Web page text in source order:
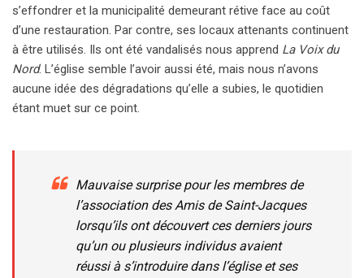
s’effondrer et la municipalité demeurant rétive face au coût
d’une restauration. Par contre, ses locaux attenants continuent
à être utilisés. Ils ont été vandalisés nous apprend La Voix du
Nord. L’église semble l’avoir aussi été, mais nous n’avons
aucune idée des dégradations qu’elle a subies, le quotidien
étant muet sur ce point.
Mauvaise surprise pour les membres de
l’association des Amis de Saint-Jacques
lorsqu’ils ont découvert ces derniers jours
qu’un ou plusieurs individus avaient
réussi à s’introduire dans l’église et ses